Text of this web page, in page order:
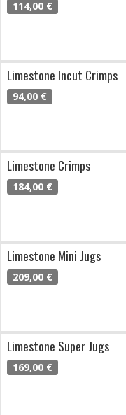
114,00 €
Limestone Incut Crimps
94,00 €
Limestone Crimps
184,00 €
Limestone Mini Jugs
209,00 €
Limestone Super Jugs
169,00 €